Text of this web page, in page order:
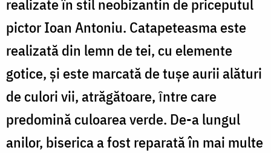
realizate în stil neobizantin de priceputul
pictor Ioan Antoniu. Catapeteasma este
realizată din lemn de tei, cu elemente
gotice, şi este marcată de tușe aurii alături
de culori vii, atrăgătoare, ȋntre care
predomină culoarea verde. De-a lungul
anilor, biserica a fost reparată în mai multe